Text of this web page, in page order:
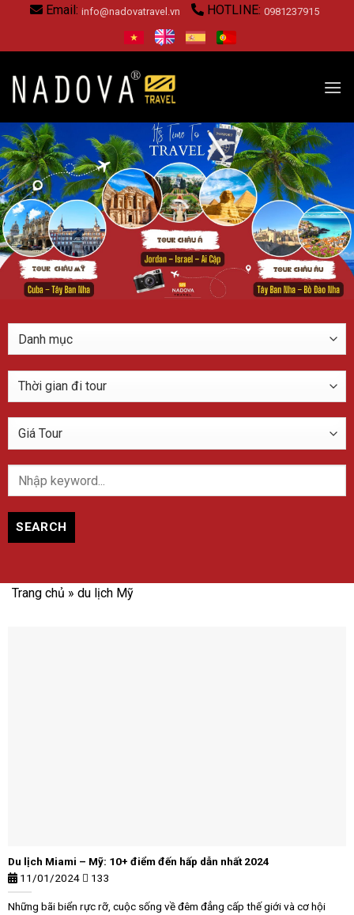
content
Email: info@nadovatravel.vn HOTLINE: 0981237915
SEARCH
Trang chủ » du lịch Mỹ
Du lịch Miami – Mỹ: 10+ điểm đến hấp dẫn nhất 2024
11/01/2024
133
Những bãi biển rực rỡ, cuộc sống về đêm đẳng cấp thế giới và cơ hội